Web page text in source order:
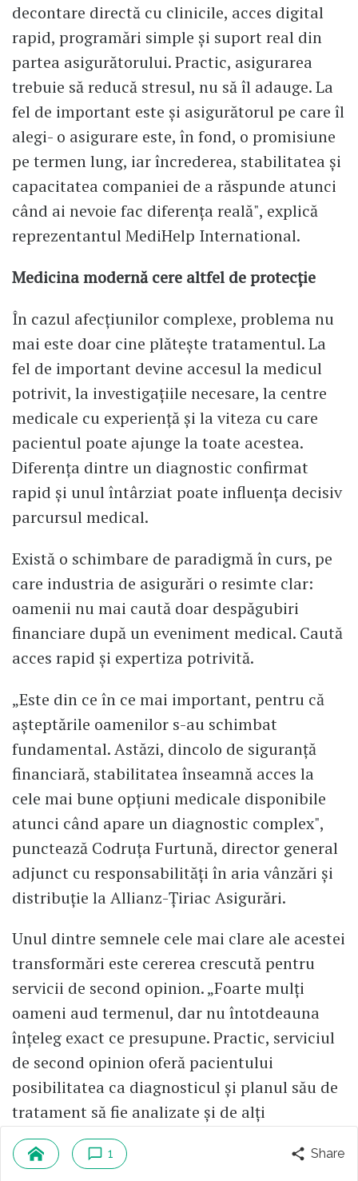
decontare directă cu clinicile, acces digital
rapid, programări simple și suport real din
partea asigurătorului. Practic, asigurarea
trebuie să reducă stresul, nu să îl adauge. La
fel de important este și asigurătorul pe care îl
alegi- o asigurare este, în fond, o promisiune
pe termen lung, iar încrederea, stabilitatea și
capacitatea companiei de a răspunde atunci
când ai nevoie fac diferența reală", explică
reprezentantul MediHelp International.
Medicina modernă cere altfel de protecție
În cazul afecțiunilor complexe, problema nu
mai este doar cine plătește tratamentul. La
fel de important devine accesul la medicul
potrivit, la investigațiile necesare, la centre
medicale cu experiență și la viteza cu care
pacientul poate ajunge la toate acestea.
Diferența dintre un diagnostic confirmat
rapid și unul întârziat poate influența decisiv
parcursul medical.
Există o schimbare de paradigmă în curs, pe
care industria de asigurări o resimte clar:
oamenii nu mai caută doar despăgubiri
financiare după un eveniment medical. Caută
acces rapid și expertiza potrivită.
„Este din ce în ce mai important, pentru că
așteptările oamenilor s-au schimbat
fundamental. Astăzi, dincolo de siguranță
financiară, stabilitatea înseamnă acces la
cele mai bune opțiuni medicale disponibile
atunci când apare un diagnostic complex",
punctează Codruța Furtună, director general
adjunct cu responsabilități în aria vânzări și
distribuție la Allianz-Țiriac Asigurări.
Unul dintre semnele cele mai clare ale acestei
transformări este cererea crescută pentru
servicii de second opinion. „Foarte mulți
oameni aud termenul, dar nu întotdeauna
înțeleg exact ce presupune. Practic, serviciul
de second opinion oferă pacientului
posibilitatea ca diagnosticul și planul său de
tratament să fie analizate și de alți
specialiști, de regulă medici sau centre
medicale de referință internațională, cu
1 Share